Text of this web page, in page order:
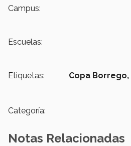
Campus:
Escuelas:
Etiquetas: Copa Borrego,
Categoría:
Notas Relacionadas